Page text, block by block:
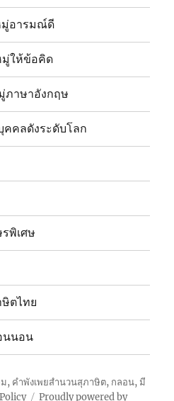
อารมณ์ดี
ให้ข้อคิด
าษาอังกฤษ
คลดังระดับโลก
พิเศษ
ตไทย
นนอน
คำพังเพยสำนวนสุภาษิต, กลอน, มี
Proudly powered by